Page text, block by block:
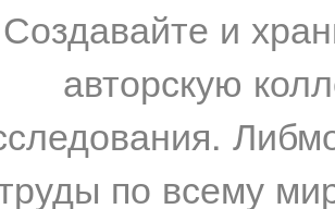
Создавайте и
авторскую
по всему